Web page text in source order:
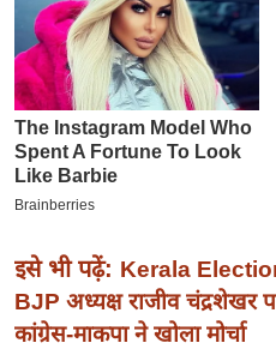
इ
म
ई
-
पे
प
र
सा
ल
इसे भी पढ़ें: Kerala
BJP अध्यक्ष राजीव चंद्रशेखर
कांग्रेस-माकपा ने खोला मोर्चा